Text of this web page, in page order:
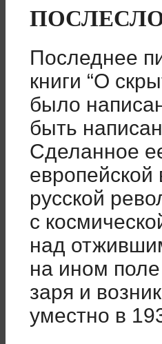
Последнее
книги “О
было
быть
Сделанное
русской
с
над
на ином
заря и
уместно в